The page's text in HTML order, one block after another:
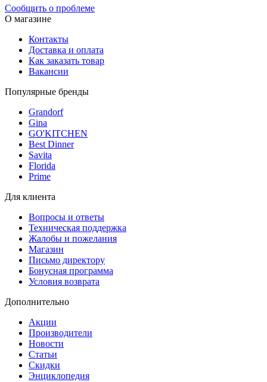
Сообщить о проблеме
О магазине
Контакты
Доставка и оплата
Как заказать товар
Вакансии
Популярные бренды
Grandorf
Gina
GO'KITCHEN
Best Dinner
Savita
Florida
Prime
Для клиента
Вопросы и ответы
Техническая поддержка
Жалобы и пожелания
Магазин
Письмо директору
Бонусная программа
Условия возврата
Дополнительно
Акции
Производители
Новости
Статьи
Скидки
Энциклопедия